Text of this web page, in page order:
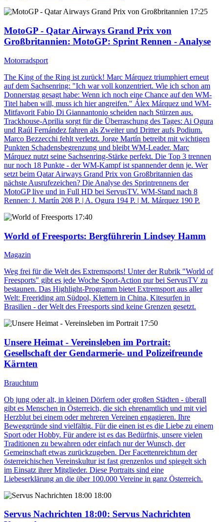
17:25
MotoGP - Qatar Airways Grand Prix von
Großbritannien: MotoGP: Sprint Rennen - Analyse
Motorradsport
The King of the Ring ist zurück! Marc Márquez triumphiert erneut
auf dem Sachsenring: "Ich war voll konzentriert. Wie ich schon am
Donnerstag gesagt habe: Wenn ich noch eine Chance auf den WM-
Titel haben will, muss ich hier angreifen." Álex Márquez und WM-
Mitfavorit Fabio Di Giannantonio scheiden nach Stürzen aus.
Trackhouse-Aprilia sorgt für die Überraschung des Tages: Ai Ogura
und Raúl Fernández fahren als Zweiter und Dritter aufs Podium.
Marco Bezzecchi fehlt verletzt. Jorge Martín betreibt mit wichtigen
Punkten Schadensbegrenzung und bleibt WM-Leader. Marc
Márquez nutzt seine Sachsenring-Stärke perfekt. Die Top 3 trennen
nur noch 18 Punkte - der WM-Kampf ist spannender denn je. Wer
setzt beim Qatar Airways Grand Prix von Großbritannien das
nächste Ausrufezeichen? Die Analyse des Sprintrennens der
MotoGP live und in Full HD bei ServusTV. WM-Stand nach 8
Rennen: J. Martín 208 P. | A. Ogura 194 P. | M. Márquez 190 P.
17:40
World of Freesports: Bergführerin Lindsey Hamm
Magazin
Weg frei für die Welt des Extremsports! Unter der Rubrik "World of
Freesports" gibt es jede Woche Sport-Action pur bei ServusTV zu
bestaunen. Das Highlight-Programm bietet Extremsport aus aller
Welt: Freeriding am Südpol, Klettern in China, Kitesurfen in
Brasilien - der Welt des Freesports sind keine Grenzen gesetzt.
17:50
Unsere Heimat - Vereinsleben im Portrait:
Gesellschaft der Gendarmerie- und Polizeifreunde
Kärnten
Brauchtum
Ob jung oder alt, in kleinen Dörfern oder großen Städten - überall
gibt es Menschen in Österreich, die sich ehrenamtlich und mit viel
Herzblut bei einem oder mehreren Vereinen engagieren. Ihre
Beweggründe sind vielfältig. Für die einen ist es die Liebe zu einem
Sport oder Hobby. Für andere ist es das Bedürfnis, unsere vielen
Traditionen zu bewahren oder einfach nur der Wunsch, der
Gemeinschaft etwas zurückzugeben. Der Facettenreichtum der
österreichischen Vereinskultur ist fast grenzenlos und spiegelt sich
im Einsatz ihrer Mitglieder. Diese Portraits sind eine
Liebeserklärung an die über 100.000 Vereine in ganz Österreich.
18:00
Servus Nachrichten 18:00: Servus Nachrichten